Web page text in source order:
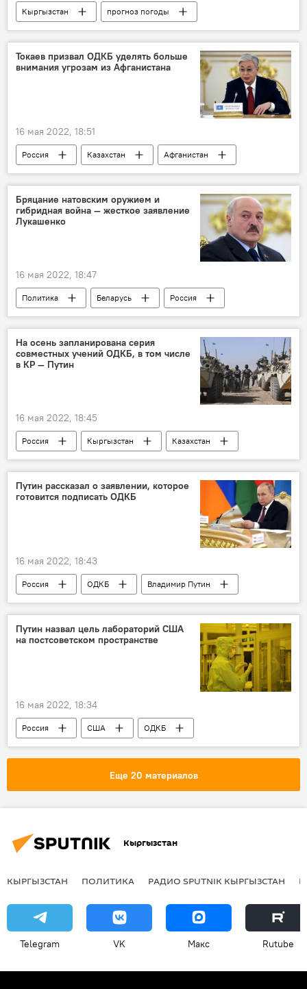
Кыргызстан
прогноз погоды
погода
Прогноз погоды по Кыргызстану
Токаев призвал ОДКБ уделять больше
внимания угрозам из Афганистана
16 мая 2022, 18:51
Россия Казахстан
Афганистан
Касым-Жомарт Токаев
ОДКБ
угрозы
Бряцание натовским оружием и
гибридная война — жесткое заявление
Лукашенко
16 мая 2022, 18:47
Политика Беларусь
Россия
НАТО
ситуация
Александр Лукашенко
На осень запланирована серия
совместных учений ОДКБ, в том числе
в КР — Путин
16 мая 2022, 18:45
Россия Кыргызстан
Казахстан
Таджикистан
ОДКБ
Владимир Путин
учения
Новости Киргизии
Путин рассказал о заявлении, которое
готовится подписать ОДКБ
16 мая 2022, 18:43
Россия ОДКБ
Владимир Путин
заявление
президент
Путин назвал цель лабораторий США
на постсоветском пространстве
16 мая 2022, 18:34
Россия США
ОДКБ
Владимир Путин
президент
Еще 20 материалов
Кыргызстан
КЫРГЫЗСТАН ПОЛИТИКА РАДИО SPUTNIK КЫРГЫЗСТАН
Telegram VK Макс Rutube